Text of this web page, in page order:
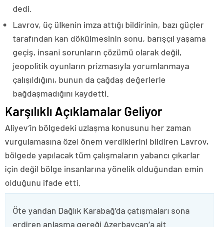
dedi.
Lavrov, üç ülkenin imza attığı bildirinin, bazı güçler
tarafından kan dökülmesinin sonu, barışçıl yaşama
geçiş, insani sorunların çözümü olarak değil,
jeopolitik oyunların prizmasıyla yorumlanmaya
çalışıldığını, bunun da çağdaş değerlerle
bağdaşmadığını kaydetti.
Karşılıklı Açıklamalar Geliyor
Aliyev’in bölgedeki uzlaşma konusunu her zaman
vurgulamasına özel önem verdiklerini bildiren Lavrov,
bölgede yapılacak tüm çalışmaların yabancı çıkarlar
için değil bölge insanlarına yönelik olduğundan emin
olduğunu ifade etti.
Öte yandan Dağlık Karabağ’da çatışmaları sona
erdiren anlaşma gereği Azerbaycan’a ait